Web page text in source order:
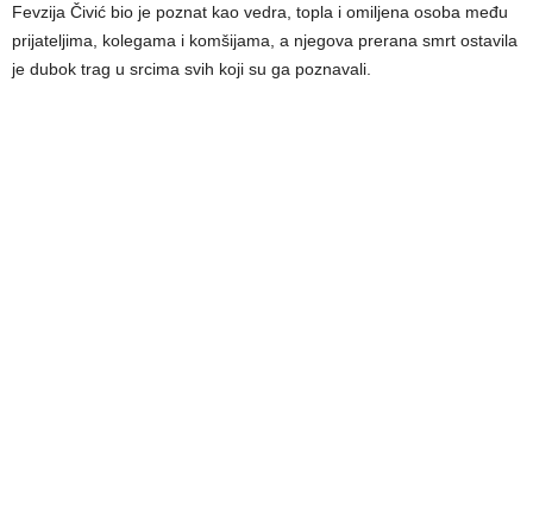
Fevzija Čivić bio je poznat kao vedra, topla i omiljena osoba među
prijateljima, kolegama i komšijama, a njegova prerana smrt ostavila
je dubok trag u srcima svih koji su ga poznavali.